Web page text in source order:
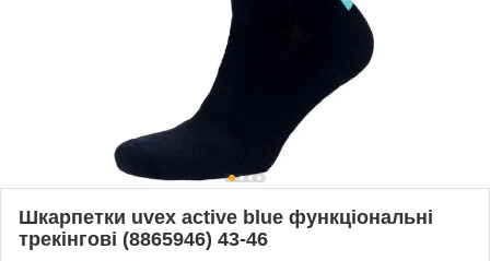
Шкарпетки uvex active blue функціональні
трекінгові (8865946) 43-46